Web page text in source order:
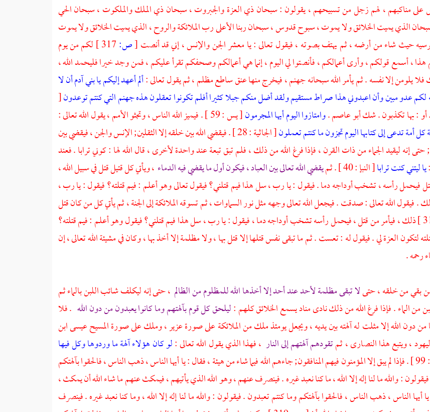
مناكبهم ، لهم زجل من تسبيحهم ، يقولون : سبحان ذي العزة والجبروت ، سبحان ذي الملك والملكوت ، سبحان الحي
الذي يميت الخلائق ولا يموت ، سبوح قدوس ، سبحان ربنا الأعلى رب الملائكة والروح ، الذي يميت الخلائق ولا يموت
حيث شاء من أرضه ، ثم يهتف بصوته ، فيقول تعالى : يا معشر الجن والإنس ، إني قد أنصت[ص:
لكم من يوم
، أسمع قولكم ، وأرى أعمالكم ، فأنصتوا لي اليوم ، إنما هي أعمالكم وصحفكم تقرأ عليكم ، فمن وجد خيرا فليحمد الله ،
يلومن إلا نفسه . ثم يأمر الله سبحانه جهنم ، فيخرج منها عنق ساطع مظلم ، ثم يقول تعالى :ألم أعهد إليكم يا بني آدم أن لا
لكم عدو مبين وأن اعبدوني هذا صراط مستقيم ولقد أضل منكم جبلا كثيرا أفلم تكونوا تعقلون هذه جهنم التي كنتم توعدون[
أبو عاصم.وامتازوا اليوم أيها المجرمون[ يس : 59 ] . فيميز الله الناس ، وتجثو الأمم ، يقول الله تعالى :
أمة تدعى إلى كتابها اليوم تجزون ما كنتم تعملون
[ الجاثية : 28 ] . فيقضي الله بين خلقه إلا الثقلين; الإنس والجن ، فيقضي بين
إنه ليقيد الجماء من ذات القرن ، فإذا فرغ الله من ذلك ، فلم تبق تبعة عند واحدة لأخرى ، قال الله لها : كوني ترابا . فعند
يا ليتني كنت ترابا[ النبإ : 40 ] . ثم يقضي الله تعالى بين العباد ، فيكون أول ما يقضي فيه الدماء ، ويأتي كل قتيل قتل في سبيل الله ،
فيحمل رأسه ، تشخب أوداجه دما . فيقول : يا رب ، سل هذا فيم قتلني؟ فيقول تعالى وهو أعلم : فيم قتلته؟ فيقول : يا رب ،
. فيقول الله تعالى : صدقت . فيجعل الله تعالى وجهه مثل نور السماوات ، ثم تسوقه الملائكة إلى الجنة ، ثم يأتي كل من كان قتل
ذلك ، فيأمر من قتل ، فيحمل رأسه تشخب أوداجه دما ، فيقول : يا رب ، سل هذا فيم قتلني؟ فيقول وهو أعلم : فيم قتلته؟
لتكون العزة لي . فيقول له : تعست . ثم ما تبقى نفس قتلها إلا قتل بها ، ولا مظلمة إلا أخذ بها ، وكان في مشيئة الله تعالى ، إن
رحمه .
بقي من خلقه ، حتىلا تبقى مظلمة لأحد عند أحد إلا أخذها الله للمظلوم من الظالم ، حتى إنه ليكلف شائب اللبن بالماء ثم
من الماء . فإذا فرغ الله من ذلك نادى مناد يسمع الخلائق كلهم :ليلحق كل قوم بآلهتهم وما كانوا يعبدون من دون الله . فلا
دون الله إلا مثلت له آلهته بين يديه ، ويجعل يومئذ ملك من الملائكة على صورةعزير ،وملك على صورةالمسيح عيسى ابن
،ويتبع هذاالنصارى ،ثمتقودهم آلهتهم إلى النار ، فهذا الذي يقول الله تعالى :لو كان هؤلاء آلهة ما وردوها وكل فيها
[ الأنبياء : 99 ] . فإذا لم يبق إلا المؤمنون فيهم المنافقون; جاءهم الله فيما شاء من هيئة ، فقال : يا أيها الناس ، ذهب الناس ، فالحقوا بآلهتكم
: والله ما لنا إله إلا الله ، ما كنا نعبد غيره . فينصرف عنهم ، وهو الله الذي يأتيهم ، فيمكث عنهم ما شاء الله أن يمكث ،
أيها الناس ، ذهب الناس ، فالحقوا بآلهتكم وما كنتم تعبدون . فيقولون : والله ما لنا إله إلا الله ، وما كنا نعبد غيره . فينصرف